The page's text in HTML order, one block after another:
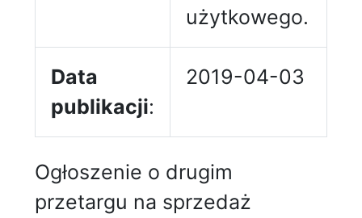
użytkowego.
Data
publikacji:
2019-04-03
Ogłoszenie o drugim
przetargu na sprzedaż